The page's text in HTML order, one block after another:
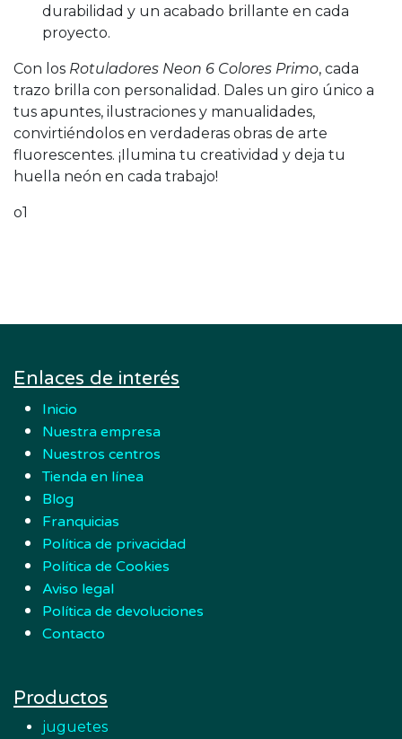
durabilidad y un acabado brillante en cada
proyecto.
Con los Rotuladores Neon 6 Colores Primo, cada
trazo brilla con personalidad. Dales un giro único a
tus apuntes, ilustraciones y manualidades,
convirtiéndolos en verdaderas obras de arte
fluorescentes. ¡Ilumina tu creatividad y deja tu
huella neón en cada trabajo!
o1
Enlaces de interés
Inicio
Nuestra empresa
Nuestros centros
Tienda en línea
Blog
Franquicias
Política de privacidad
Política de Cookies
Aviso legal
Política de devoluciones
Contacto
Productos
juguetes